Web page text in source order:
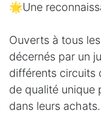
🌟Une
Ouverts à tous
décernés par un
différents circuits
de qualité unique
dans leurs achats.